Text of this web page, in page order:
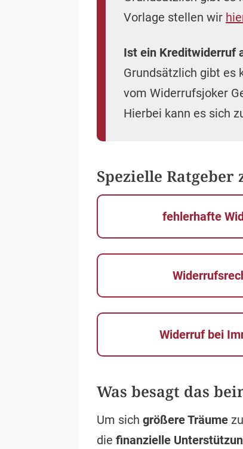
Vorlage stellen wir
Ist ein Kreditwiderruf
Grundsätzlich gibt es
vom Widerrufsjoker
Hierbei kann es sich
Spezielle
fehlerhafte
Widerruf bei
Was besagt das
Um sich größere Träume
die finanzielle